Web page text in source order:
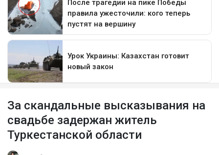
За скандальные высказывания на
свадьбе задержан житель
Туркестанской области